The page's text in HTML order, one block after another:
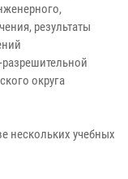
результаты
округа
нескольких учебных